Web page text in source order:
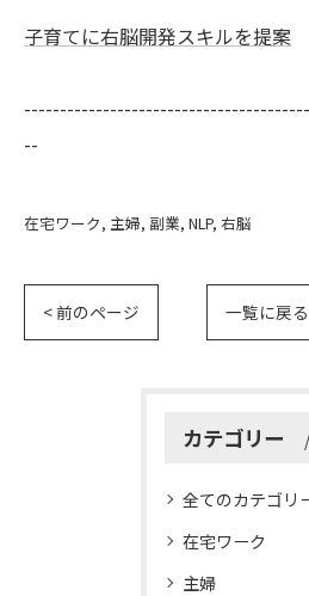
子育てに右脳開発スキルを提案
--
在宅ワーク 主婦 副業 NLP 右脳
< 前のページ 一覧に戻る
カテゴリー
全てのカテゴリ
在宅ワーク
主婦